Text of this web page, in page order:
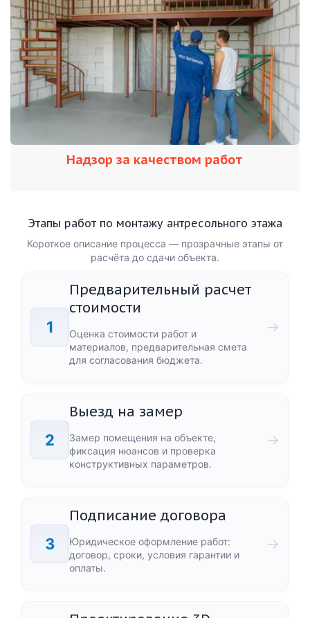
Надзор за качеством работ
Этапы работ по монтажу антресольного этажа
Короткое описание процесса — прозрачные этапы от
расчёта до сдачи объекта.
1
Предварительный расчет
стоимости
Оценка стоимости работ и
материалов, предварительная смета
для согласования бюджета.
→
2
Выезд на замер
Замер помещения на объекте,
фиксация нюансов и проверка
конструктивных параметров.
→
3
Подписание договора
Юридическое оформление работ:
договор, сроки, условия гарантии и
оплаты.
→